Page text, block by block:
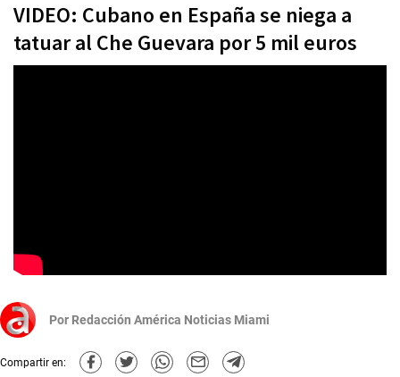
VIDEO: Cubano en España se niega a
tatuar al Che Guevara por 5 mil euros
Por Redacción América Noticias Miami
Compartir en: